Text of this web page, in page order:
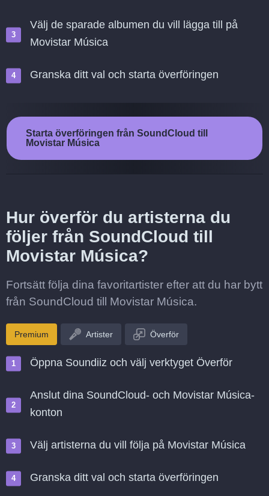
Välj de sparade albumen du vill lägga till på
Movistar Música
Granska ditt val och starta överföringen
Starta överföringen från SoundCloud till
Movistar Música
Hur överför du artisterna du
följer från SoundCloud till
Movistar Música?
Fortsätt följa dina favoritartister efter att du har bytt
från SoundCloud till Movistar Música.
Premium Artister Överför
Öppna Soundiiz och välj verktyget Överför
Anslut dina SoundCloud- och Movistar Música-
konton
Välj artisterna du vill följa på Movistar Música
Granska ditt val och starta överföringen